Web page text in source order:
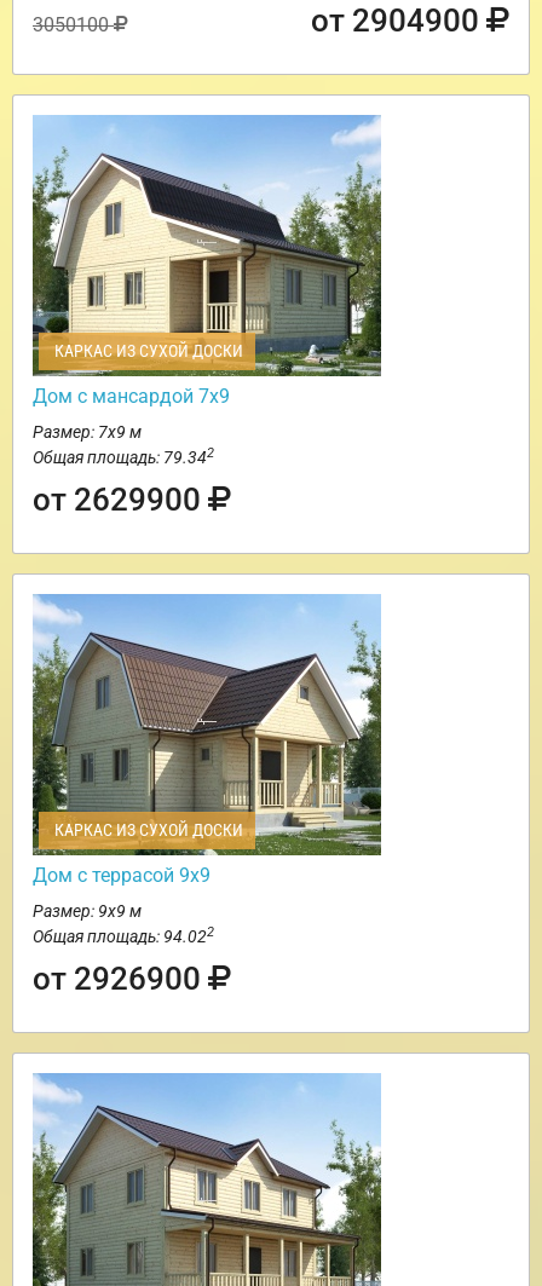
3050100 от 2904900
КАРКАС ИЗ СУХОЙ ДОСКИ
Дом с мансардой 7х9
Размер: 7х9 м
Общая площадь: 79.342
от 2629900
КАРКАС ИЗ СУХОЙ ДОСКИ
Дом с террасой 9х9
Размер: 9х9 м
Общая площадь: 94.022
от 2926900